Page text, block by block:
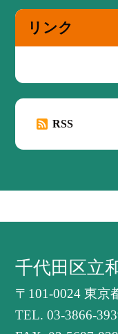
リンク
RSS
千代田区立
〒101-0024 東京
TEL.03-3866-